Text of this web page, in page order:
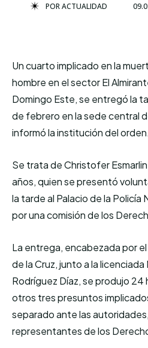
PORACTUALIDAD
Un cuarto implicado en la
hombre en el sector El
Domingo Este, se entregó la
de febrero en la sede central
informó la institución del orden.
Se trata de Christofer
años, quien se presentó
la tarde al Palacio de la Policía
por una comisión de los
La entrega, encabezada por
de la Cruz, junto a la licenciada
Rodríguez Díaz, se produjo
otros tres presuntos
separado ante las
representantes de los